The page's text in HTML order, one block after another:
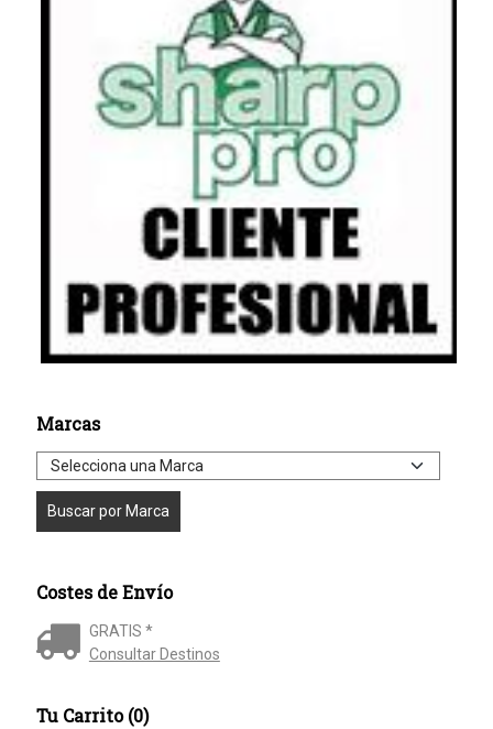
Marcas
Costes de Envío
GRATIS *
Consultar Destinos
Tu Carrito (0)